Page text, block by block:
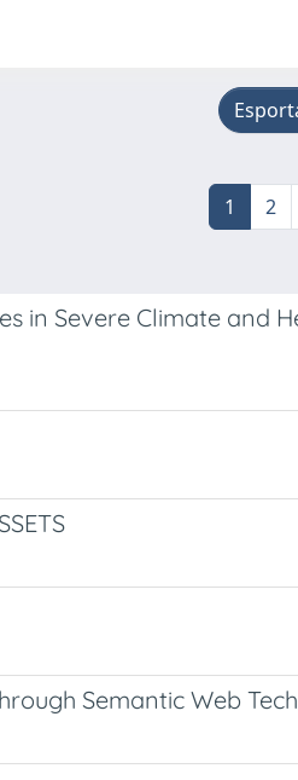
1 2
in Severe Climate and
Semantic Web